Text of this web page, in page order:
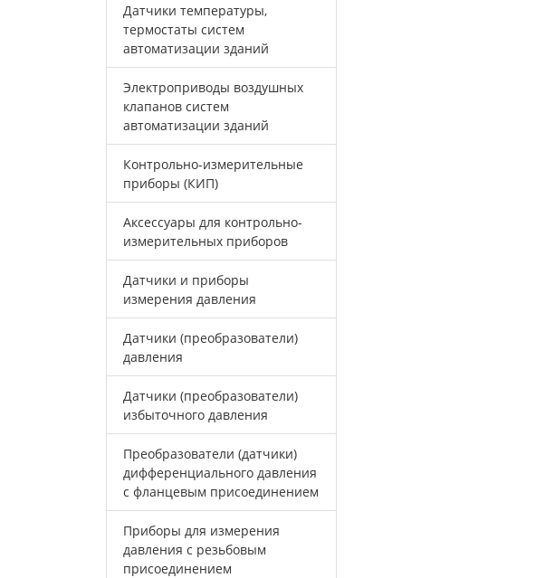
Датчики температуры,
термостаты систем
автоматизации зданий
Электроприводы воздушных
клапанов систем
автоматизации зданий
Контрольно-измерительные
приборы (КИП)
Аксессуары для контрольно-
измерительных приборов
Датчики и приборы
измерения давления
Датчики (преобразователи)
давления
Датчики (преобразователи)
избыточного давления
Преобразователи (датчики)
дифференциального давления
с фланцевым присоединением
Приборы для измерения
давления с резьбовым
присоединением